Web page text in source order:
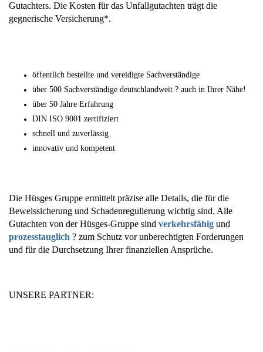
Gutachters. Die Kosten für das Unfallgutachten trägt die
gegnerische Versicherung*.
öffentlich bestellte und vereidigte Sachverständige
über 500 Sachverständige deutschlandweit ? auch in Ihrer Nähe!
über 50 Jahre Erfahrung
DIN ISO 9001 zertifiziert
schnell und zuverlässig
innovativ und kompetent
Die Hüsges Gruppe ermittelt präzise alle Details, die für die
Beweissicherung und Schadenregulierung wichtig sind. Alle
Gutachten von der Hüsges-Gruppe sind verkehrsfähig und
prozesstauglich ? zum Schutz vor unberechtigten Forderungen
und für die Durchsetzung Ihrer finanziellen Ansprüche.
UNSERE PARTNER: